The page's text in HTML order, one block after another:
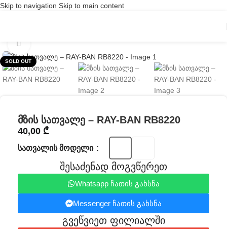
Skip to navigation Skip to main content
SOLD OUT
მზის სათვალე – RAY-BAN RB8220
40,00 ₾
ᲡᲐᲗᲕᲐᲚᲘᲡ ᲛᲝᲓᲔᲚᲘ
შესაძენად მოგვწერეთ
Whatsapp ჩათის გახსნა
Messenger ჩათის გახსნა
გვეწვიეთ ფილიალში​